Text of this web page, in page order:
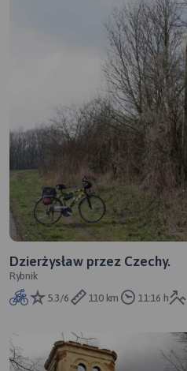
Dzierżysław przez Czechy.
Rybnik
5.3/6
110 km 11:16 h